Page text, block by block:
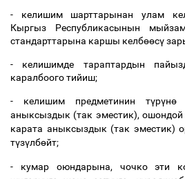
- келишим шарттарынан улам
Кыргыз
Республикасынын
стандарттарына каршы келбөөсү
- келишимде тараптардын
каралбооготийиш;
- келишим предметинин түрүнө
аныксыздык (так эместик),ошондой
карата аныксыздык (так эместик)
түзүлбөйт;
- кумар оюндарына, чочко эти